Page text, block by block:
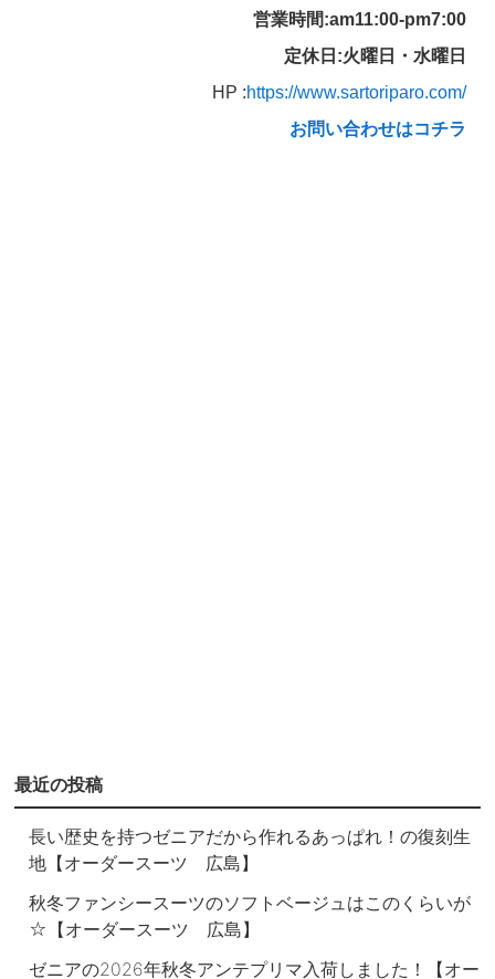
営業時間:am11:00-pm7:00
定休日:火曜日・水曜日
HP :https://www.sartoriparo.com/
お問い合わせはコチラ
最近の投稿
長い歴史を持つゼニアだから作れるあっぱれ！の復刻生
地【オーダースーツ 広島】
秋冬ファンシースーツのソフトベージュはこのくらいが
☆【オーダースーツ 広島】
ゼニアの2026年秋冬アンテプリマ入荷しました！【オー